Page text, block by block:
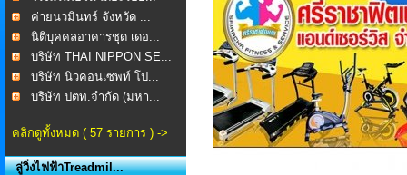
ค่ายนวมินทร์ จังหวัด ...
นิติบุคคลอาคารชุด เดอ...
บริษัท THAI NIPPON SE...
บริษัท นิวคอนเซพท์ โป...
บริษัท ปตท.จำกัด (มหา...
คลิกดูทั้งหมด ( 57 รายการ ) ->
ลู่วิ่งไฟฟ้าTreadmil...